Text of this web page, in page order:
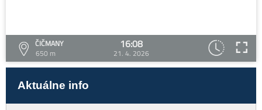
ČIČMANY
650 m
16:08
21. 4. 2026
Aktuálne info